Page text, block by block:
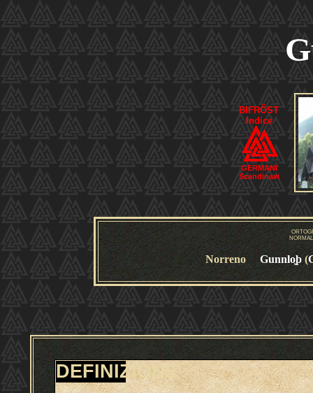
BIFRÖST
Indice
GERMANI
Scandinavi
Norreno Gunnloþ (
DEFINIZIONE